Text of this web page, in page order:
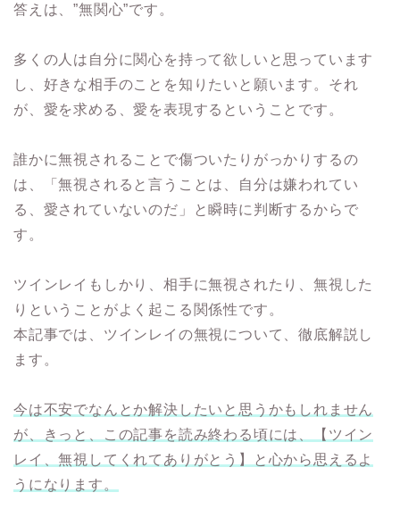
答えは、”無関心”です。
多くの人は自分に関心を持って欲しいと思っています
し、好きな相手のことを知りたいと願います。それ
が、愛を求める、愛を表現するということです。
誰かに無視されることで傷ついたりがっかりするの
は、「無視されると言うことは、自分は嫌われてい
る、愛されていないのだ」と瞬時に判断するからで
す。
ツインレイもしかり、相手に無視されたり、無視した
りということがよく起こる関係性です。
本記事では、ツインレイの無視について、徹底解説し
ます。
今は不安でなんとか解決したいと思うかもしれません
が、きっと、この記事を読み終わる頃には、【ツイン
レイ、無視してくれてありがとう】と心から思えるよ
うになります。